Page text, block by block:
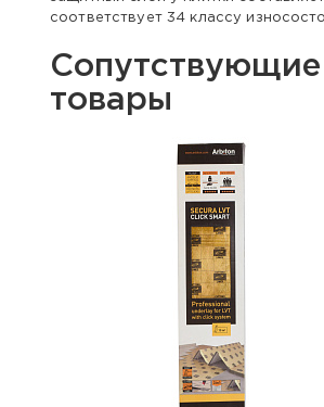
соответствует 34 классу
Сопутствующие
товары